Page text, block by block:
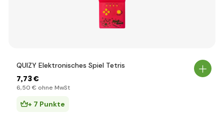
QUIZY Elektronisches Spiel Tetris
7,73 €
6,50 € ohne MwSt
+ 7 Punkte